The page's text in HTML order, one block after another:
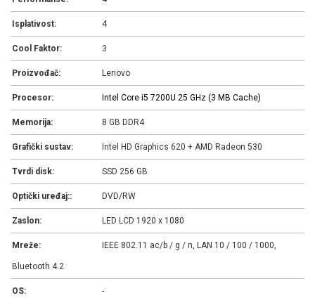
Isplativost: 4
Cool Faktor: 3
Proizvođač: Lenovo
Procesor: Intel Core i5 7200U 25 GHz (3 MB Cache)
Memorija: 8 GB DDR4
Grafički sustav: Intel HD Graphics 620 + AMD Radeon 530
Tvrdi disk: SSD 256 GB
Optički uređaj:: DVD/RW
Zaslon: LED LCD 1920 x 1080
Mreže: IEEE 802.11 ac/b / g / n, LAN 10 / 100 / 1000,
Bluetooth 4.2
OS: -